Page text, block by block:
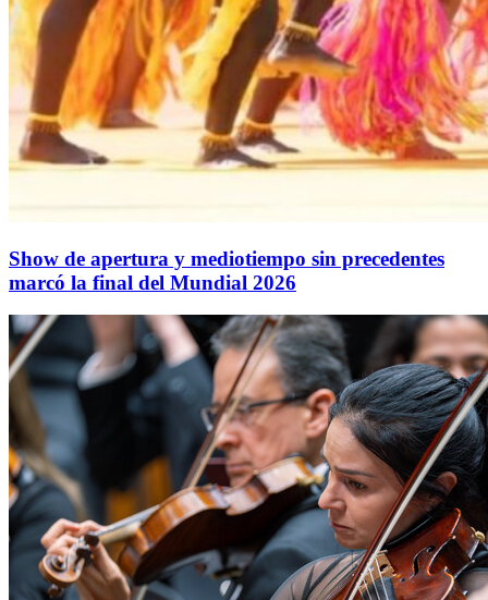
Show de apertura y mediotiempo sin precedentes
marcó la final del Mundial 2026